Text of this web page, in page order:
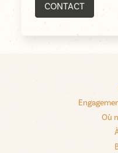
CONTACT
Où